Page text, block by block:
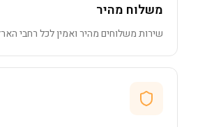
משלוח מהיר
שירות משלוחים מהיר ואמין לכל רחבי